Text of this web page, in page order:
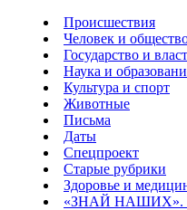
Происшествия
Человек и
Государство и
Наука и
Культура и спорт
Животные
Письма
Даты
Спецпроект
Старые рубрики
Здоровье и
«ЗНАЙ